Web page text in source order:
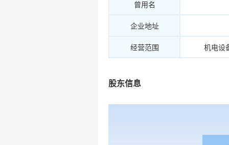
曾用名
企业地址
经营范围 机电设
股东信息